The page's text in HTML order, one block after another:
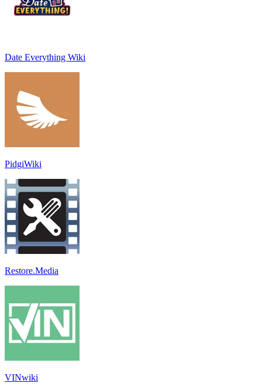
Date Everything Wiki
PidgiWiki
Restore.Media
VINwiki